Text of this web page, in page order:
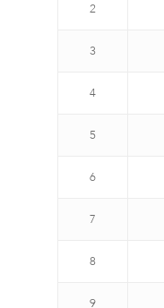
2
3
4
5
6
7
8
9